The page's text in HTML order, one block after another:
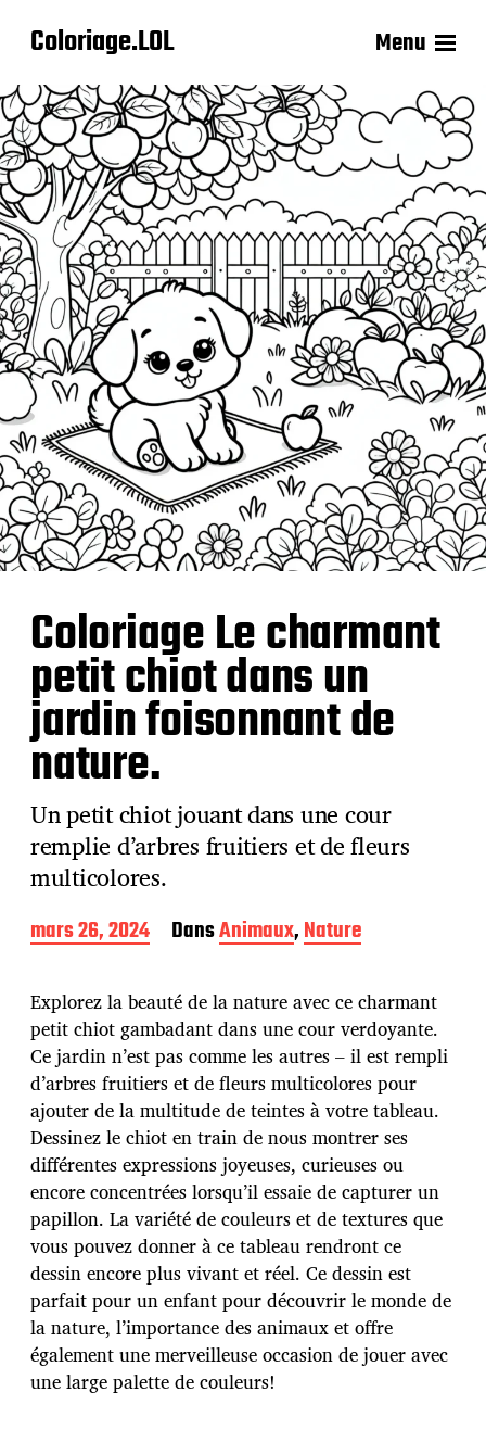
Coloriage.LOL Menu
Coloriage Le charmant
petit chiot dans un
jardin foisonnant de
nature.
Un petit chiot jouant dans une cour
remplie d’arbres fruitiers et de fleurs
multicolores.
D
a
e
d
e
p
u
b
l
i
c
a
t
i
o
n
mars 26, 2024 DansAnimaux,Nature
Explorez la beauté de la nature avec ce charmant
petit chiot gambadant dans une cour verdoyante.
Ce jardin n’est pas comme les autres – il est rempli
d’arbres fruitiers et de fleurs multicolores pour
ajouter de la multitude de teintes à votre tableau.
Dessinez le chiot en train de nous montrer ses
différentes expressions joyeuses, curieuses ou
encore concentrées lorsqu’il essaie de capturer un
papillon. La variété de couleurs et de textures que
vous pouvez donner à ce tableau rendront ce
dessin encore plus vivant et réel. Ce dessin est
parfait pour un enfant pour découvrir le monde de
la nature, l’importance des animaux et offre
également une merveilleuse occasion de jouer avec
une large palette de couleurs!